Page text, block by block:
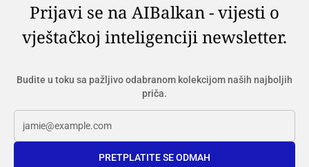
Prijavi se na AIBalkan - vijesti o
vještačkoj inteligenciji newsletter.
Budite u toku sa pažljivo odabranom kolekcijom naših najboljih
priča.
PRETPLATITE SE ODMAH